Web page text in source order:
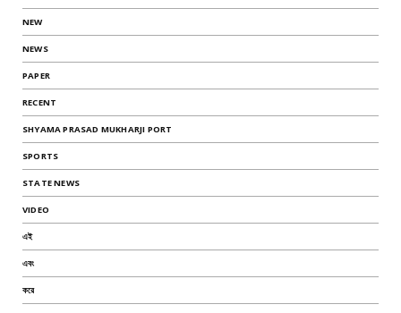
NEW
NEWS
PAPER
RECENT
SHYAMA PRASAD MUKHARJI PORT
SPORTS
STATE NEWS
VIDEO
এই
এবং
করে